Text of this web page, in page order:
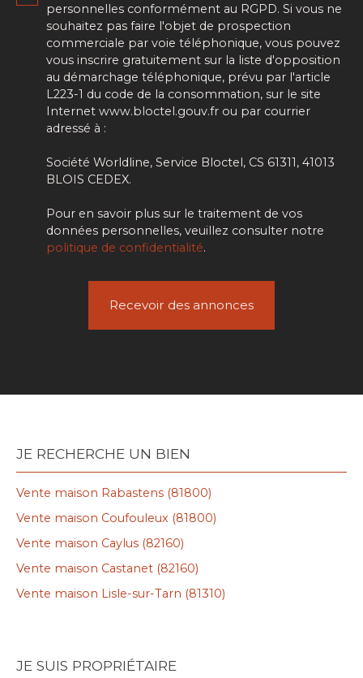
personnelles conformément au RGPD. Si vous ne
souhaitez pas faire l'objet de prospection
commerciale par voie téléphonique, vous pouvez
vous inscrire gratuitement sur la liste d'opposition
au démarchage téléphonique, prévu par l'article
L223-1 du code de la consommation, sur le site
Internet www.bloctel.gouv.fr ou par courrier
adressé à :
Société Worldline, Service Bloctel, CS 61311, 41013
BLOIS CEDEX.
Pour en savoir plus sur le traitement de vos
données personnelles, veuillez consulter notre
politique de confidentialité.
Recevoir des annonces
JE RECHERCHE UN BIEN
Vente maison Rabastens (81800)
Vente maison Coufouleux (81800)
Vente maison Caylus (82160)
Vente maison Castanet (82160)
Vente maison Lisle-sur-Tarn (81310)
JE SUIS PROPRIÉTAIRE